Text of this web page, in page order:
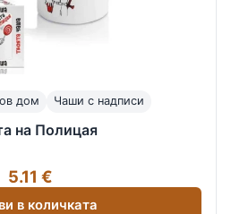
дом Чаши с надписи
на Полицая
5.11 €
в количката